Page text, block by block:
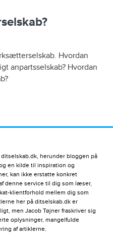
Hvordan
anpartsselskab? Hvordan
herunder bloggen på
en kilde til inspiration og
kan ikke erstatte konkret
denne service til dig som læser,
klientforhold mellem dig som
her på ditselskab.dk er
men Jacob Tøjner fraskriver sig
oplysninger, mangelfulde
af artiklerne.